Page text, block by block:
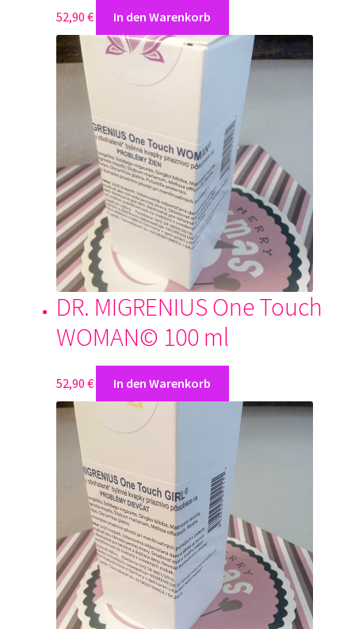
52,90 € In den Warenkorb
DR. MIGRENIUS One Touch
WOMAN© 100 ml
52,90 € In den Warenkorb